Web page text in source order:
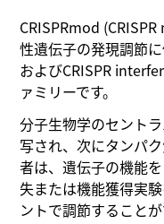
CRISPRmod
性遺伝子の発現調節
およびCRISPR
ァミリーです。
分子生物学のセント
写され、次にタンパ
者は、遺伝子の機能
失または機能獲得実
ントで調節することが